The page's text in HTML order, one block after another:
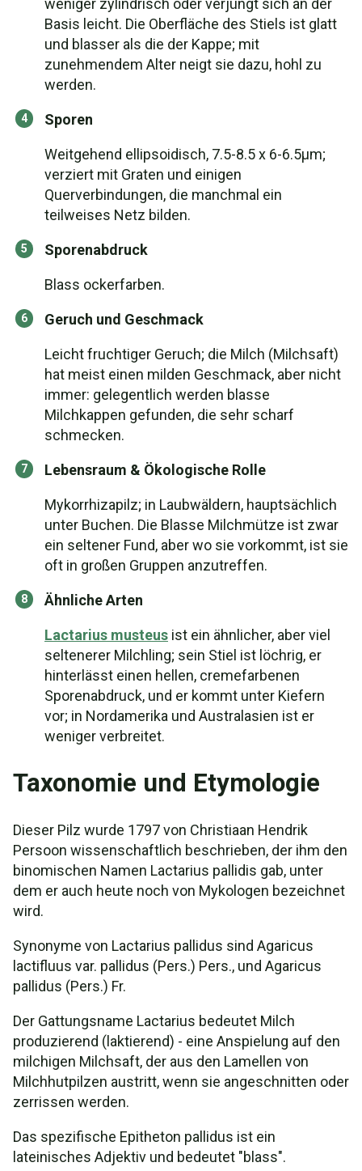
weniger zylindrisch oder verjüngt sich an der
Basis leicht. Die Oberfläche des Stiels ist glatt
und blasser als die der Kappe; mit
zunehmendem Alter neigt sie dazu, hohl zu
werden.
Sporen
Weitgehend ellipsoidisch, 7.5-8.5 x 6-6.5µm;
verziert mit Graten und einigen
Querverbindungen, die manchmal ein
teilweises Netz bilden.
Sporenabdruck
Blass ockerfarben.
Geruch und Geschmack
Leicht fruchtiger Geruch; die Milch (Milchsaft)
hat meist einen milden Geschmack, aber nicht
immer: gelegentlich werden blasse
Milchkappen gefunden, die sehr scharf
schmecken.
Lebensraum & Ökologische Rolle
Mykorrhizapilz; in Laubwäldern, hauptsächlich
unter Buchen. Die Blasse Milchmütze ist zwar
ein seltener Fund, aber wo sie vorkommt, ist sie
oft in großen Gruppen anzutreffen.
Ähnliche Arten
Lactarius musteus ist ein ähnlicher, aber viel
seltenerer Milchling; sein Stiel ist löchrig, er
hinterlässt einen hellen, cremefarbenen
Sporenabdruck, und er kommt unter Kiefern
vor; in Nordamerika und Australasien ist er
weniger verbreitet.
Taxonomie und Etymologie
Dieser Pilz wurde 1797 von Christiaan Hendrik
Persoon wissenschaftlich beschrieben, der ihm den
binomischen Namen Lactarius pallidis gab, unter
dem er auch heute noch von Mykologen bezeichnet
wird.
Synonyme von Lactarius pallidus sind Agaricus
lactifluus var. pallidus (Pers.) Pers., und Agaricus
pallidus (Pers.) Fr.
Der Gattungsname Lactarius bedeutet Milch
produzierend (laktierend) - eine Anspielung auf den
milchigen Milchsaft, der aus den Lamellen von
Milchhutpilzen austritt, wenn sie angeschnitten oder
zerrissen werden.
Das spezifische Epitheton pallidus ist ein
lateinisches Adjektiv und bedeutet "blass".